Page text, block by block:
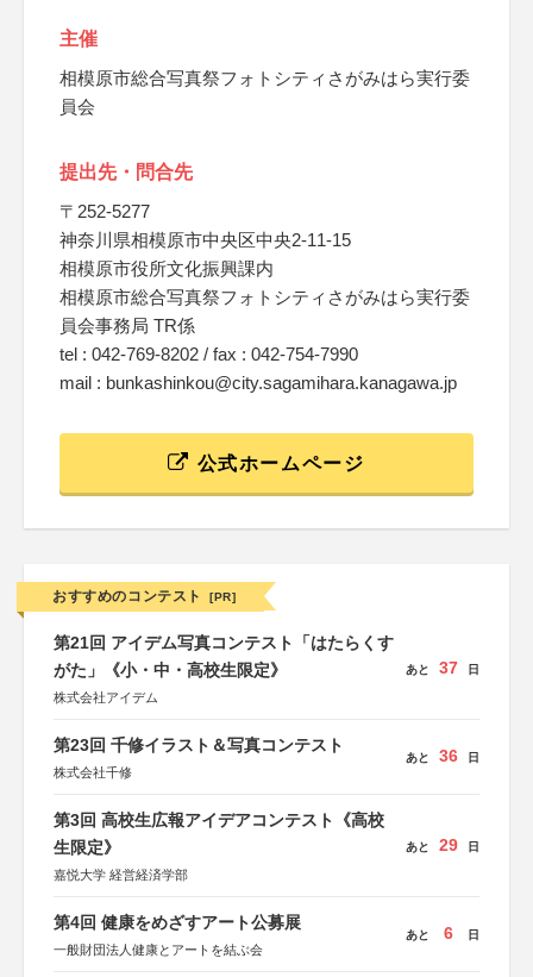
主催
相模原市総合写真祭フォトシティさがみはら実行委
員会
提出先・問合先
〒252-5277
神奈川県相模原市中央区中央2-11-15
相模原市役所文化振興課内
相模原市総合写真祭フォトシティさがみはら実行委
員会事務局 TR係
tel : 042-769-8202 / fax : 042-754-7990
mail : bunkashinkou@city.sagamihara.kanagawa.jp
公式ホームページ
おすすめのコンテスト [PR]
第21回 アイデム写真コンテスト「はたらくす
がた」《小・中・高校生限定》
株式会社アイデム
あと 37 日
第23回 千修イラスト＆写真コンテスト
株式会社千修
あと 36 日
第3回 高校生広報アイデアコンテスト《高校
生限定》
嘉悦大学 経営経済学部
あと 29 日
第4回 健康をめざすアート公募展
一般財団法人健康とアートを結ぶ会
あと 6 日